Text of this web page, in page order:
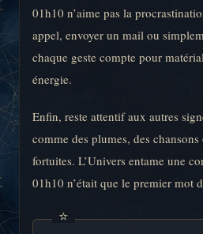
01h10 n’aime pas la
appel, envoyer un mail ou
chaque geste compte pour
énergie.
Enfin, reste attentif aux autres
comme des plumes, des
fortuites. L’Univers entame une
01h10 n’était que le premier mot